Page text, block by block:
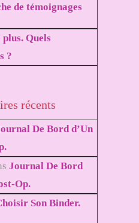
de témoignages
Quels
?
récents
De Bord d’Un
Journal De Bord
Op.
Son Binder.